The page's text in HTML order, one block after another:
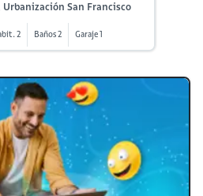
San Francisco
2 Baños 2 Garaje 1